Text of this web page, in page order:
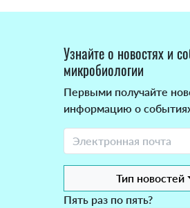
Узнайте о новостях и
микробиологии
Первыми получайте
информацию о
Тип новостей
Пять раз по пять?